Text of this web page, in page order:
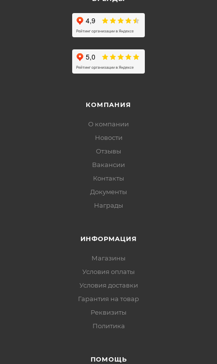
КОМПАНИЯ
О компании
Новости
Отзывы
Вакансии
Контакты
Документы
Награды
ИНФОРМАЦИЯ
Магазины
Условия оплаты
Условия доставки
Гарантия на товар
Реквизиты
Политика
ПОМОЩЬ